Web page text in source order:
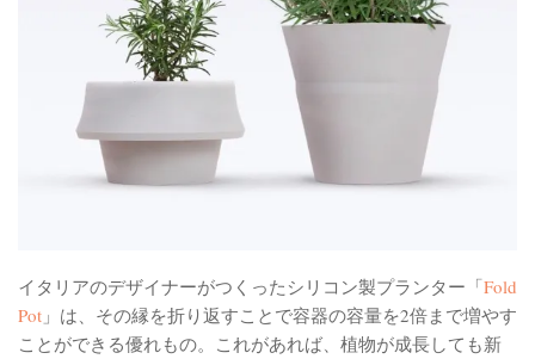
イタリアのデザイナーがつくったシリコン製プランター「Fold
Pot 」は、その縁を折り返すことで容器の容量を2倍まで増やす
ことができる優れもの。これがあれば、植物が成長しても新